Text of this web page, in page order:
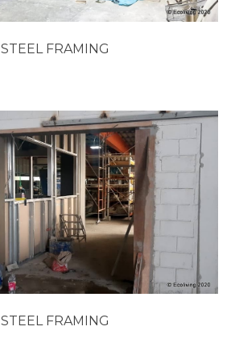
STEEL FRAMING
STEEL FRAMING